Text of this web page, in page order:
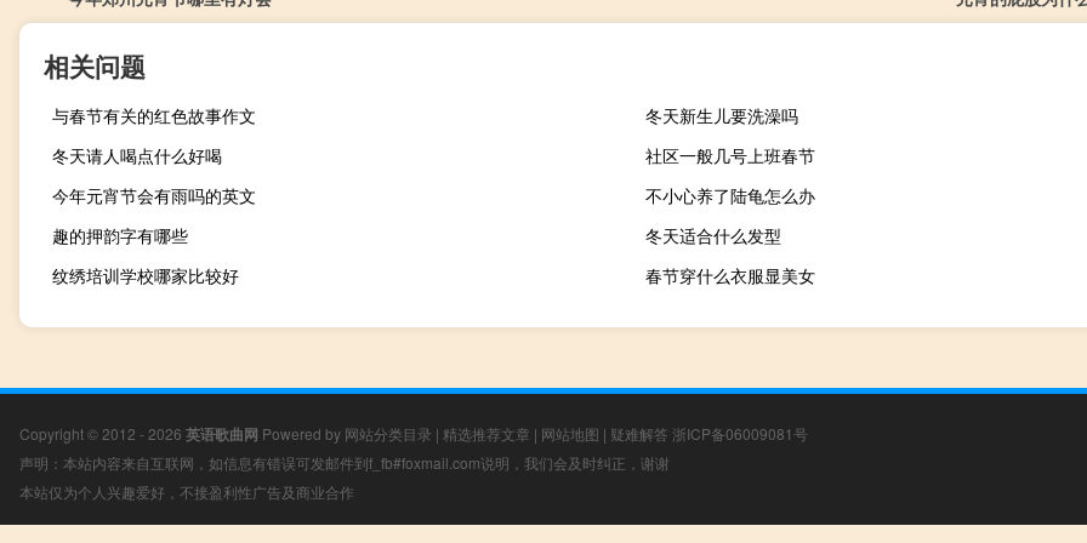
相关问题
与春节有关的红色故事作文
冬天新生儿要洗澡吗
冬天请人喝点什么好喝
社区一般几号上班春节
今年元宵节会有雨吗的英文
不小心养了陆龟怎么办
趣的押韵字有哪些
冬天适合什么发型
纹绣培训学校哪家比较好
春节穿什么衣服显美女
Copyright © 2012 - 2026 英语歌曲网 Powered by 网站分类目录 | 精选推荐文章 | 网站地图 | 疑难解答 浙ICP备06009081号
声明：本站内容来自互联网，如信息有错误可发邮件到f_fb#foxmail.com说明，我们会及时纠正，谢谢
本站仅为个人兴趣爱好，不接盈利性广告及商业合作